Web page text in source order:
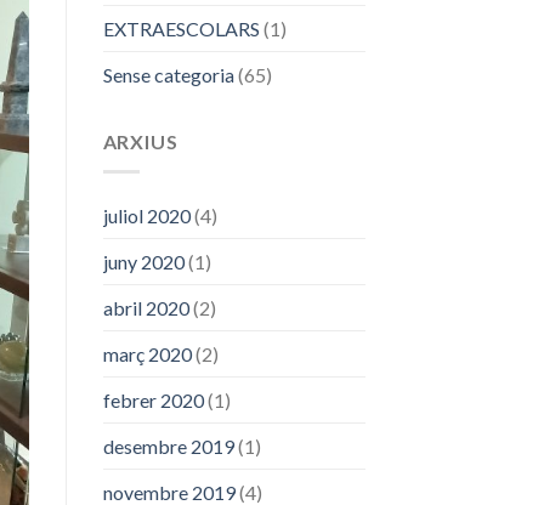
EXTRAESCOLARS (1)
Sense categoria(65)
ARXIUS
juliol 2020(4)
juny 2020(1)
abril 2020(2)
març 2020(2)
febrer 2020(1)
desembre 2019(1)
novembre 2019(4)